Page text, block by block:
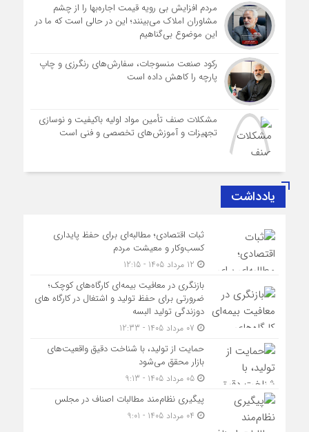
مردم افزایش بی رویه قیمت اجاره‌بها را از چشم
مشاوران املاک می‌بینند؛ این در حالی است که ما در
این موضوع بی‌گناهیم
رکود صنعت منسوجات، سفارش‌های رنگرزی و چاپ
پارچه را کاهش داده است
مشکلات صنف تأمین مواد اولیه باکیفیت و نوسازی
تجهیزات و آموزش‌های تخصصی و فنی است
یادداشت
ثبات اقتصادی؛ مطالبه‌ای برای حفظ پایداری
کسب‌وکار و معیشت مردم
بازنگری در معافیت بیمه‌ای کارگاه‌های کوچک؛
ضرورتی برای حفظ تولید و اشتغال در کارگاه های
دوزندگی تولید البسه
حمایت از تولید، با شناخت دقیق واقعیت‌های
بازار محقق می‌شود
05 مرداد 1405 - 9:13
پیگیری نظام‌مند مطالبات اصناف در مجلس